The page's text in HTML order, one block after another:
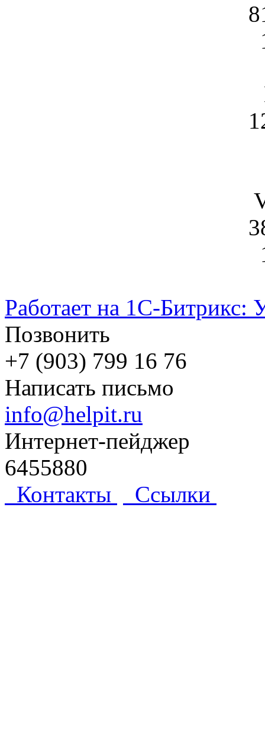
Работает на 1С-Битрикс:
Позвонить
+7 (903) 799 16 76
Написать письмо
info@helpit.ru
Интернет-пейджер
6455880
Контакты
Ссылки